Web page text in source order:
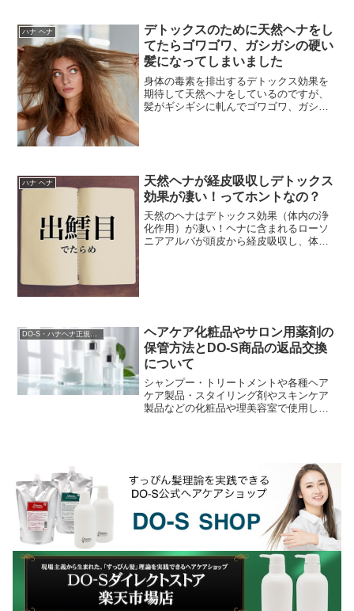
ハナ ヘナ
デトックスのために天然ヘナをし
てたらゴワゴワ、ガシガシの硬い
髪になってしまいました
身体の毒素を排出するデトックス効果を
期待して天然ヘナをしているのですが、
髪がギシギシに軋んでゴワゴワ、ガシガ
ハナ ヘナ
天然ヘナが経皮吸収しデトックス
効果が凄い！ってホントなの？
天然のヘナはデトックス効果（体内の浄
化作用）が凄い！ヘナに含まれるローソ
ニアアルバが頭皮から経皮吸収し、体内
DO-S・ハナヘナ正規販売店
ヘアケア化粧品やサロン用薬剤の
保管方法とDO-S商品の返品交換
について
シャンプー・トリートメントや各種ヘア
ケア製品・スタイリング剤やスキンケア
製品などの化粧品や理美容室で使用して